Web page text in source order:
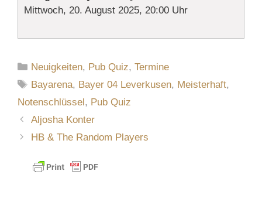
Mittwoch, 20. August 2025, 20:00 Uhr
Kategorien
Neuigkeiten, Pub Quiz,Termine
Schlagwörter
Bayarena, Bayer 04 Leverkusen, Meisterhaft,
Notenschlüssel, Pub Quiz
Aljosha Konter
HB & The Random Players